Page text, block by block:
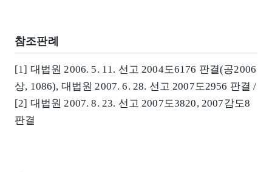
참조판례
[1] 대법원 2006. 5. 11. 선고 2004도6176 판결(공2006
상, 1086), 대법원 2007. 6. 28. 선고 2007도2956 판결 /
[2] 대법원 2007. 8. 23. 선고 2007도3820, 2007감도8
판결